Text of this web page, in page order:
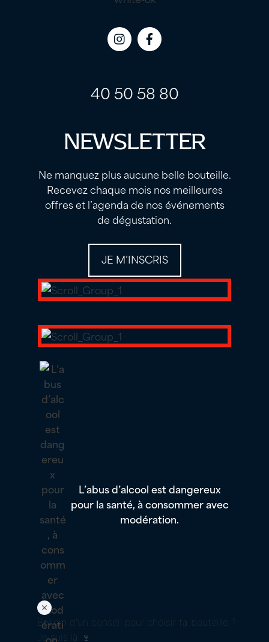
Icon
Icon
40 50 58 80
NEWSLETTER
Ne manquez plus aucune belle bouteille.
Recevez chaque mois nos meilleures
offres et l’agenda de nos événements
de dégustation.
JE M’INSCRIS
L’abus d’alcool est dangereux
pour la santé, à consommer avec
modération.
Besoin d'un conseil pour choisir ta bouteille ?
Je suis là 🍷